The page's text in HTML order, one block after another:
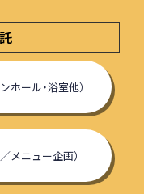
ホール・浴室他）
メニュー企画）